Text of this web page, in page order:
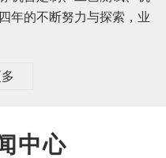
年的不断努力与探索，业
中心